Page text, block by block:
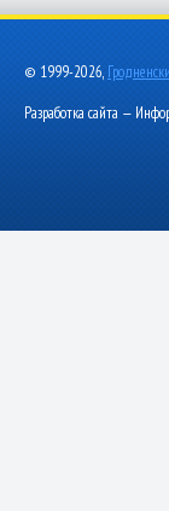
© 1999-2026,
Разработка сайта —